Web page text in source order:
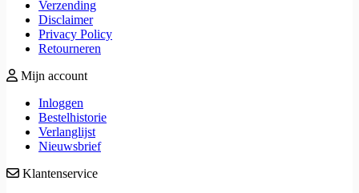
Verzending
Disclaimer
Privacy Policy
Retourneren
Mijn account
Inloggen
Bestelhistorie
Verlanglijst
Nieuwsbrief
Klantenservice